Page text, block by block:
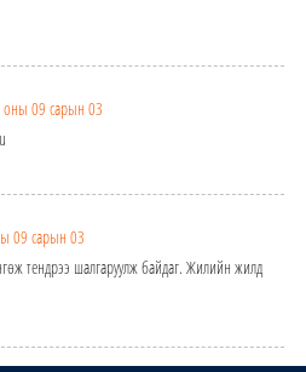
09 сарын 03
09 сарын 03
тендрээ шалгаруулж байдаг. Жилийн жилд